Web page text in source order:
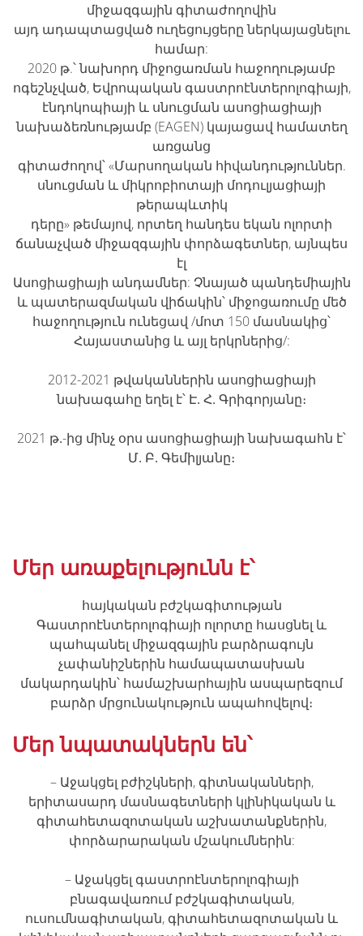
միջազգային գիտաժողովին
այդ ադապտացված ուղեցույցերը ներկայացնելու
համար:
2020 թ.՝ նախորդ միջոցառման հաջողությամբ
ոգեշնչված, Եվրոպական գաստրոէնտերոլոգիայի,
էնդոկոպիայի և սնուցման ասոցիացիայի
նախաձեռնությամբ (EAGEN) կայացավ համատեղ
առցանց
գիտաժողով՝ «Մարսողական հիվանդություններ.
սնուցման և միկրոբիոտայի մոդուլյացիայի
թերապևտիկ
դերը» թեմայով, որտեղ հանդես եկան ոլորտի
ճանաչված միջազգային փորձագետներ, այնպես
էլ
Ասոցիացիայի անդամներ: Չնայած պանդեմիային
և պատերազմական վիճակին՝ միջոցառումը մեծ
հաջողություն ունեցավ /մոտ 150 մասնակից՝
Հայաստանից և այլ երկրներից/:
2012-2021 թվականներին ասոցիացիայի
նախագահը եղել է՝ Է․ Հ․ Գրիգորյանը։
2021 թ․-ից մինչ օրս ասոցիացիայի նախագահն է՝
Մ․ Բ․ Գեմիլյանը։
Մեր առաքելությունն է՝
հայկական բժշկագիտության
Գաստրոէնտերոլոգիայի ոլորտը հասցնել և
պահպանել միջազգային բարձրագույն
չափանիշներին համապատասխան
մակարդակին՝ համաշխարհային ասպարեզում
բարձր մրցունակություն ապահովելով։
Մեր նպատակներն են՝
– Աջակցել բժիշկների, գիտնականների,
երիտասարդ մասնագետների կլինիկական և
գիտահետազոտական աշխատանքներին,
փորձարարական մշակումներին:
– Աջակցել գաստրոէնտերոլոգիայի
բնագավառում բժշկագիտական,
ուսումնագիտա­կան, գիտահետազոտական և